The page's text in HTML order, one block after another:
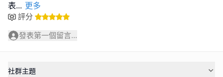
表... 更多
評分
發表第一個留言...
社群主題